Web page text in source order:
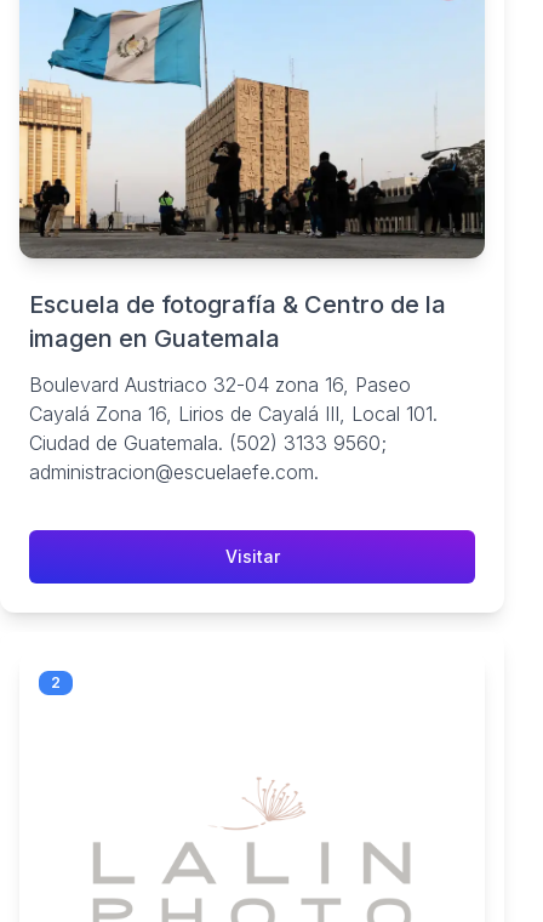
Escuela de fotografía & Centro de la
imagen en Guatemala
Boulevard Austriaco 32-04 zona 16, Paseo
Cayalá Zona 16, Lirios de Cayalá III, Local 101.
Ciudad de Guatemala. (502) 3133 9560;
administracion@escuelaefe.com.
Visitar
2